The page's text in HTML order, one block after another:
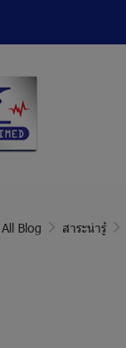
All Blog สาระน่ารู้